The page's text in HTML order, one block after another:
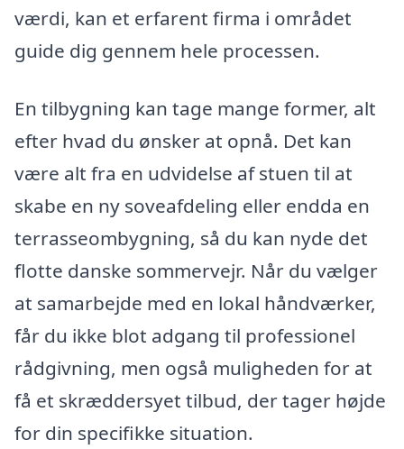
værdi, kan et erfarent firma i området
guide dig gennem hele processen.
En tilbygning kan tage mange former, alt
efter hvad du ønsker at opnå. Det kan
være alt fra en udvidelse af stuen til at
skabe en ny soveafdeling eller endda en
terrasseombygning, så du kan nyde det
flotte danske sommervejr. Når du vælger
at samarbejde med en lokal håndværker,
får du ikke blot adgang til professionel
rådgivning, men også muligheden for at
få et skræddersyet tilbud, der tager højde
for din specifikke situation.